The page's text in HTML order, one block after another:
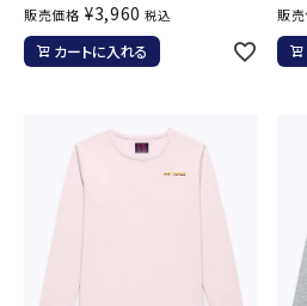
販売価格 ¥3,960 税込
カートに入れる
販